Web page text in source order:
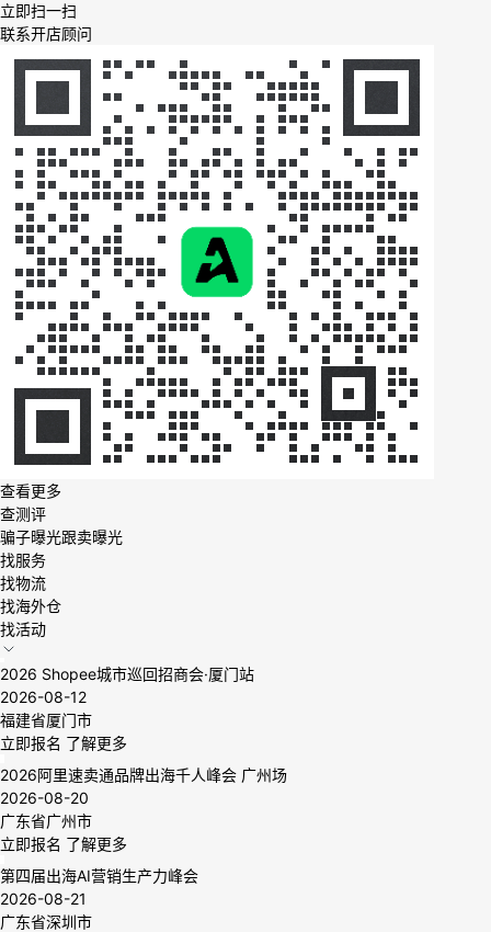
立即扫一扫
联系开店顾问
查看更多
查测评
骗子曝光跟卖曝光
找服务
找物流
找海外仓
找活动
2026 Shopee城市巡回招商会·厦门站
2026-08-12
福建省厦门市
立即报名 了解更多
2026阿里速卖通品牌出海千人峰会 广州场
2026-08-20
广东省广州市
立即报名 了解更多
第四届出海AI营销生产力峰会
2026-08-21
广东省深圳市